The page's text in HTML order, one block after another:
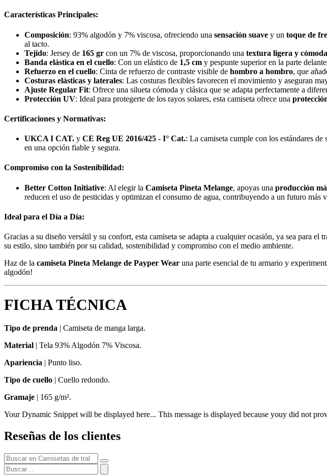
Características Principales:
Composición: 93% algodón y 7% viscosa, ofreciendo una sensación suave y un toque de
al tacto.
Tejido: Jersey de 165 gr con un 7% de viscosa, proporcionando una textura ligera y cómoda
Banda elástica en el cuello: Con un elástico de 1,5 cm y pespunte superior en la parte
Refuerzo en el cuello: Cinta de refuerzo de contraste visible de hombro a hombro, que
Costuras elásticas y laterales: Las costuras flexibles favorecen el movimiento y aseguran
Ajuste Regular Fit: Ofrece una silueta cómoda y clásica que se adapta perfectamente a
Protección UV: Ideal para protegerte de los rayos solares, esta camiseta ofrece una
Certificaciones y Normativas:
UKCA I CAT. y CE Reg UE 2016/425 - I° Cat.: La camiseta cumple con los estándares
en una opción fiable y segura.
Compromiso con la Sostenibilidad:
Better Cotton Initiative: Al elegir la Camiseta Pineta Melange, apoyas una producción
reducen el uso de pesticidas y optimizan el consumo de agua, contribuyendo a un futuro más
Ideal para el Día a Día:
Gracias a su diseño versátil y su confort, esta camiseta se adapta a cualquier ocasión, ya sea para el
su estilo, sino también por su calidad, sostenibilidad y compromiso con el medio ambiente.
Haz de la camiseta Pineta Melange de Payper Wear una parte esencial de tu armario y
algodón!
FICHA TÉCNICA
Tipo de prenda | Camiseta de manga larga​.
Material | Tela 93% Algodón 7% Viscosa.
Apariencia | Punto liso.
Tipo de cuello | Cuello redondo.
Gramaje | 165 g/m².
Your Dynamic Snippet will be displayed here... This message is displayed because youy did not
Reseñas de los clientes